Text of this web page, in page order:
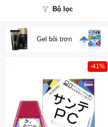
Bộ lọc
Gel bôi trơn
-41%